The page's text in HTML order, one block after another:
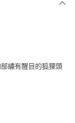
繡有醒目的狐狸頭